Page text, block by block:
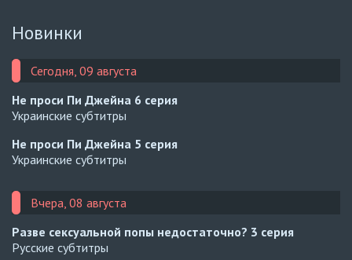
Новинки
Сегодня, 09 августа
Не проси Пи Джейна 6 серия
Украинские субтитры
Не проси Пи Джейна 5 серия
Украинские субтитры
Вчера, 08 августа
Разве сексуальной попы недостаточно? 3 серия
Русские субтитры